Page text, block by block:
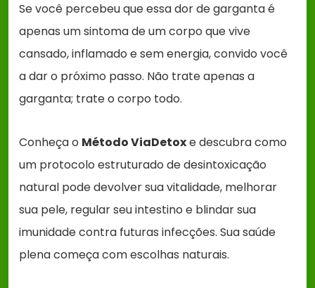
Se você percebeu que essa dor de garganta é
apenas um sintoma de um corpo que vive
cansado, inflamado e sem energia, convido você
a dar o próximo passo. Não trate apenas a
garganta; trate o corpo todo.
Conheça o Método ViaDetoxe descubra como
um protocolo estruturado de desintoxicação
natural pode devolver sua vitalidade, melhorar
sua pele, regular seu intestino e blindar sua
imunidade contra futuras infecções. Sua saúde
plena começa com escolhas naturais.